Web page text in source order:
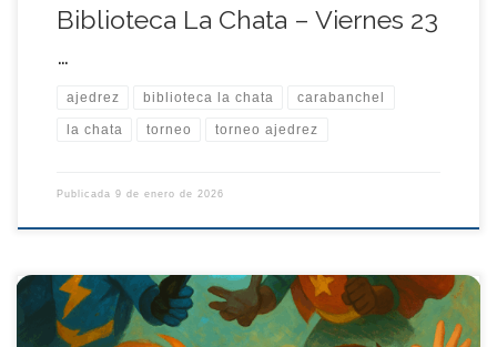
Biblioteca La Chata – Viernes 23
…
ajedrez biblioteca la chata carabanchel
la chata torneo torneo ajedrez
Publicada 9 de enero de 2026